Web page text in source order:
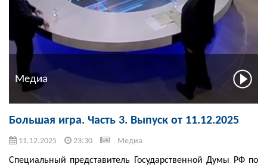
Медиа
Большая игра. Часть 3. Выпуск от 11.12.2025
11.12.2025 23:30 Медиа
Специальный представитель Государственной Думы РФ по